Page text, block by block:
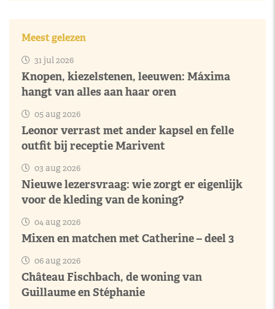
Meest gelezen
31 jul 2026
Knopen, kiezelstenen, leeuwen: Máxima
hangt van alles aan haar oren
05 aug 2026
Leonor verrast met ander kapsel en felle
outfit bij receptie Marivent
03 aug 2026
Nieuwe lezersvraag: wie zorgt er eigenlijk
voor de kleding van de koning?
04 aug 2026
Mixen en matchen met Catherine – deel 3
06 aug 2026
Château Fischbach, de woning van
Guillaume en Stéphanie